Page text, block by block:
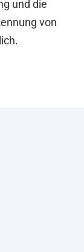
und die
von